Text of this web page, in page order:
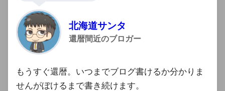
北海道サンタ
還暦間近のブロガー
もうすぐ還暦。いつまでブログ書けるか分かりま
せんがぼけるまで書き続けます。